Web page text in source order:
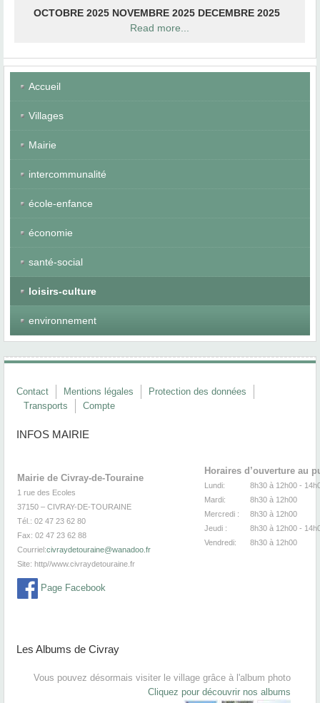
OCTOBRE 2025 NOVEMBRE 2025 DECEMBRE 2025
Read more...
Accueil
Villages
Mairie
intercommunalité
école-enfance
économie
santé-social
loisirs-culture
environnement
Contact Mentions légales
Protection des données
Transports
Compte
INFOS MAIRIE
Mairie de Civray-de-Touraine
1 rue des Ecoles
37150 – CIVRAY-DE-TOURAINE
Tél.: 02 47 23 62 80
Fax: 02 47 23 62 88
Courriel:civraydetouraine@wanadoo.fr
Site: http//www.civraydetouraine.fr
Page Facebook
Horaires d’ouverture au
Lundi:
8h30 à 12h00 -
Mardi:
8h30 à
Mercredi :
8h30 à
Jeudi :
8h30 à 12h00 -
Vendredi:
8h30 à
Les Albums de Civray
Vous pouvez désormais visiter le village grâce à l'album photo
Cliquez pour découvrir nos albums